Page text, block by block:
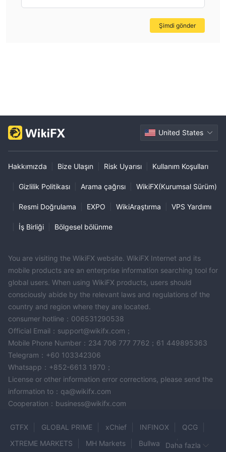
9762 0509, e-posta: support@ltmtrade.com. şirket adresi: 3er
Şimdi gönder
United States
Hakkımızda Bize Ulaşın Risk Uyarısı Kullanım Koşulları
Gizlilik Politikası Arama çağrısı WikiFX(Kurumsal Sürüm)
Resmi Doğrulama EXPO WikiAraştırma VPS Yardımı
İş Birliği Bölgesel bölünme
You are visiting the WikiFX website. WikiFX Internet and its
mobile products are an enterprise information searching tool for
global users. When using WikiFX products, users should
consciously abide by the relevant laws and regulations of the
country and region where they are located.
consumer hotline：006531290538
Official Email：support@wikifx.com；
Mobile Phone Number：234 706 777 7762；61 449895363
Telegram：+60 103342306
Whatsapp：+852-6613 1970；
License or other information error corrections, please send the
information to：qa@wikifx.com
Cooperation：business@wikifx.com
GTFX GLOBAL PRIME xChief INFINOX
QCG
XTREME MARKETS
MH Markets BullwavesDaha fazla